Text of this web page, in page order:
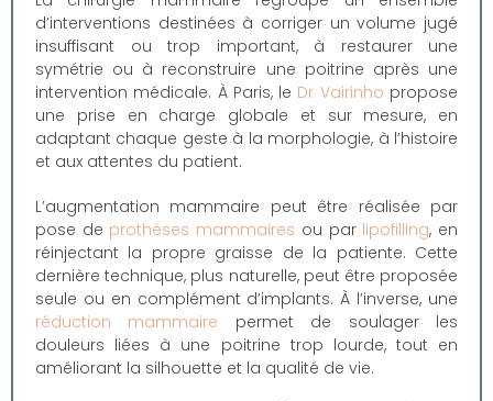
d’interventions destinées à corriger un volume jugé
insuffisant ou trop important, à restaurer une
symétrie ou à reconstruire une poitrine après une
intervention médicale. À Paris, le Dr Vairinho propose
une prise en charge globale et sur mesure, en
adaptant chaque geste à la morphologie, à l’histoire
et aux attentes du patient.
L’augmentation mammaire peut être réalisée par
pose de prothèses mammaires ou par lipofilling, en
réinjectant la propre graisse de la patiente. Cette
dernière technique, plus naturelle, peut être proposée
seule ou en complément d’implants. À l’inverse, une
réduction mammaire permet de soulager les
douleurs liées à une poitrine trop lourde, tout en
améliorant la silhouette et la qualité de vie.